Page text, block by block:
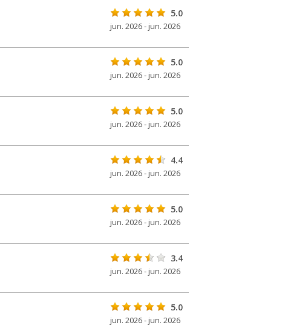
5.0
jun. 2026 - jun. 2026
5.0
jun. 2026 - jun. 2026
5.0
jun. 2026 - jun. 2026
4.4
jun. 2026 - jun. 2026
5.0
jun. 2026 - jun. 2026
3.4
jun. 2026 - jun. 2026
5.0
jun. 2026 - jun. 2026